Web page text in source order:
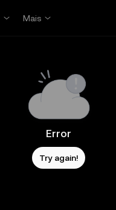
Mais
Error
Try again!